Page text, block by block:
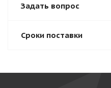
Задать вопрос
Сроки поставки